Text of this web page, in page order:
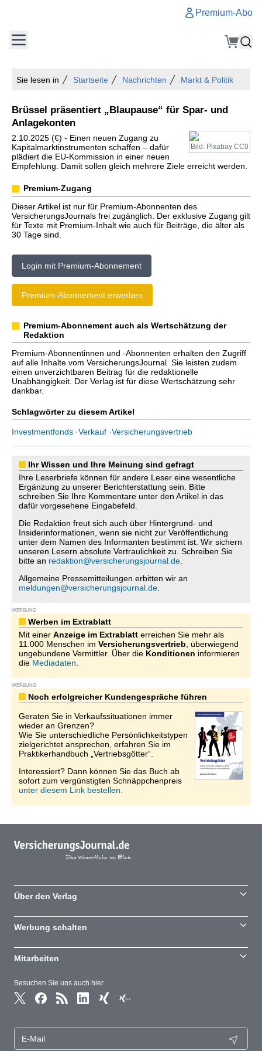
Premium-Abo
Sie lesen in Startseite Nachrichten Markt & Politik
Brüssel präsentiert „Blaupause“ für Spar- und
Anlagekonten
Bild: Pixabay CC0
2.10.2025 (€) - Einen neuen Zugang zu
Kapitalmarktinstrumenten schaffen – dafür
plädiert die EU-Kommission in einer neuen
Empfehlung. Damit sollen gleich mehrere Ziele erreicht werden.
Premium-Zugang
Dieser Artikel ist nur für Premium-Abonnenten des
VersicherungsJournals frei zugänglich. Der exklusive Zugang gilt
für Texte mit Premium-Inhalt wie auch für Beiträge, die älter als
30 Tage sind.
Login mit Premium-Abonnement
Premium-Abonnement erwerben
Premium-Abonnement auch als Wertschätzung der
Redaktion
Premium-Abonnentinnen und -Abonnenten erhalten den Zugriff
auf alle Inhalte vom VersicherungsJournal. Sie leisten zudem
einen unverzichtbaren Beitrag für die redaktionelle
Unabhängigkeit. Der Verlag ist für diese Wertschätzung sehr
dankbar.
Schlagwörter zu diesem Artikel
Investmentfonds ·Verkauf ·Versicherungsvertrieb
Ihr Wissen und Ihre Meinung sind gefragt
Ihre Leserbriefe können für andere Leser eine wesentliche
Ergänzung zu unserer Berichterstattung sein. Bitte
schreiben Sie Ihre Kommentare unter den Artikel in das
dafür vorgesehene Eingabefeld.
Die Redaktion freut sich auch über Hintergrund- und
Insiderinformationen, wenn sie nicht zur Veröffentlichung
unter dem Namen des Informanten bestimmt ist. Wir sichern
unseren Lesern absolute Vertraulichkeit zu. Schreiben Sie
bitte an redaktion@versicherungsjournal.de
Allgemeine Pressemitteilungen erbitten wir an
meldungen@versicherungsjournal.de
WERBUNG
Werben im Extrablatt
Mit einer Anzeige im Extrablatt erreichen Sie mehr als
11.000 Menschen im Versicherungsvertrieb , überwiegend
ungebundene Vermittler. Über die Konditionen informieren
die Mediadaten
WERBUNG
Noch erfolgreicher Kundengespräche führen
Geraten Sie in Verkaufssituationen immer
wieder an Grenzen?
Wie Sie unterschiedliche Persönlichkeitstypen
zielgerichtet ansprechen, erfahren Sie im
Praktikerhandbuch „Vertriebsgötter“.
Interessiert? Dann können Sie das Buch ab
sofort zum vergünstigten Schnäppchenpreis
unter diesem Link bestellen.
Besuchen Sie uns auch hier
Über den Verlag
Werbung schalten
Mitarbeiten